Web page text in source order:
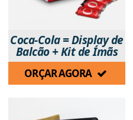
Coca-Cola = Display de
Balcão + Kit de Ímãs
ORÇAR AGORA